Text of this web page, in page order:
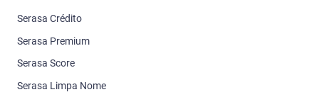
Serasa Crédito
Serasa Premium
Serasa Score
Serasa Limpa Nome